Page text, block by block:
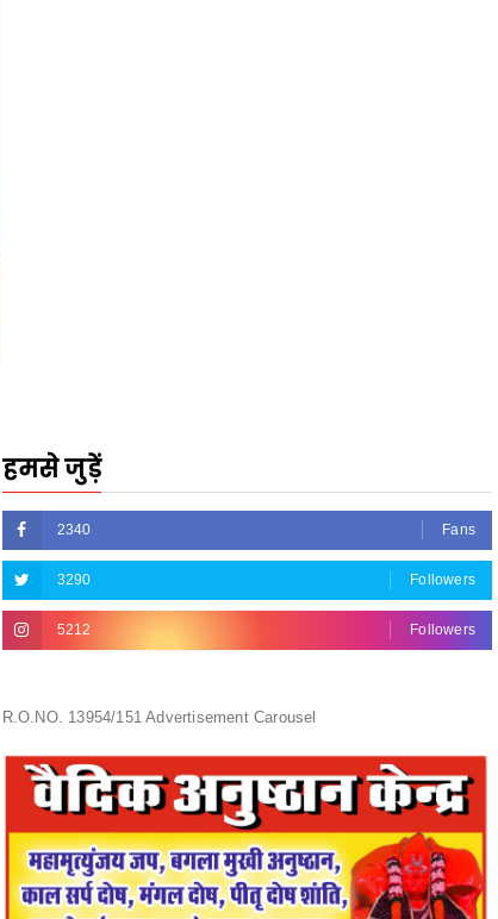
हमसे जुड़ें
2340 Fans
3290 Followers
5212 Followers
R.O.NO. 13954/151 Advertisement Carousel